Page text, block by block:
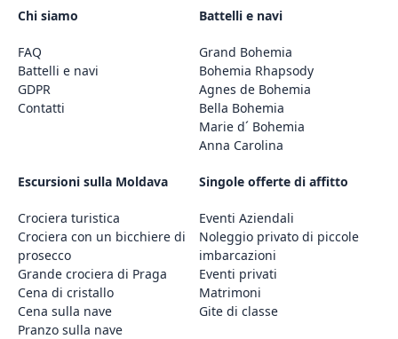
Chi siamo
FAQ
Battelli e navi
GDPR
Contatti
Battelli e navi
Grand Bohemia
Bohemia Rhapsody
Agnes de Bohemia
Bella Bohemia
Marie d´ Bohemia
Anna Carolina
Escursioni sulla Moldava
Crociera turistica
Crociera con un bicchiere di
prosecco
Grande crociera di Praga
Cena di cristallo
Cena sulla nave
Pranzo sulla nave
Singole offerte di affitto
Eventi Aziendali
Noleggio privato di piccole
imbarcazioni
Eventi privati
Matrimoni
Gite di classe